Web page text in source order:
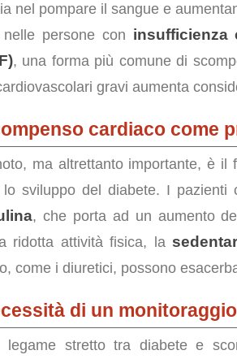
nel pompare il sangue e
nelle persone con insufficienza
, una forma più comune di
gravi aumenta
cardiaco come
ma altrettanto importante, è il
lo sviluppo del diabete. I
, che porta ad un aumento
ridotta attività fisica, la
come i diuretici, possono
di un
legame stretto tra diabete e